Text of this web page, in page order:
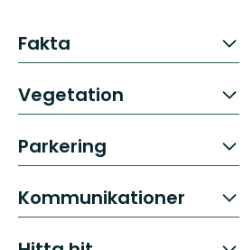
Fakta
Vegetation
Parkering
Kommunikationer